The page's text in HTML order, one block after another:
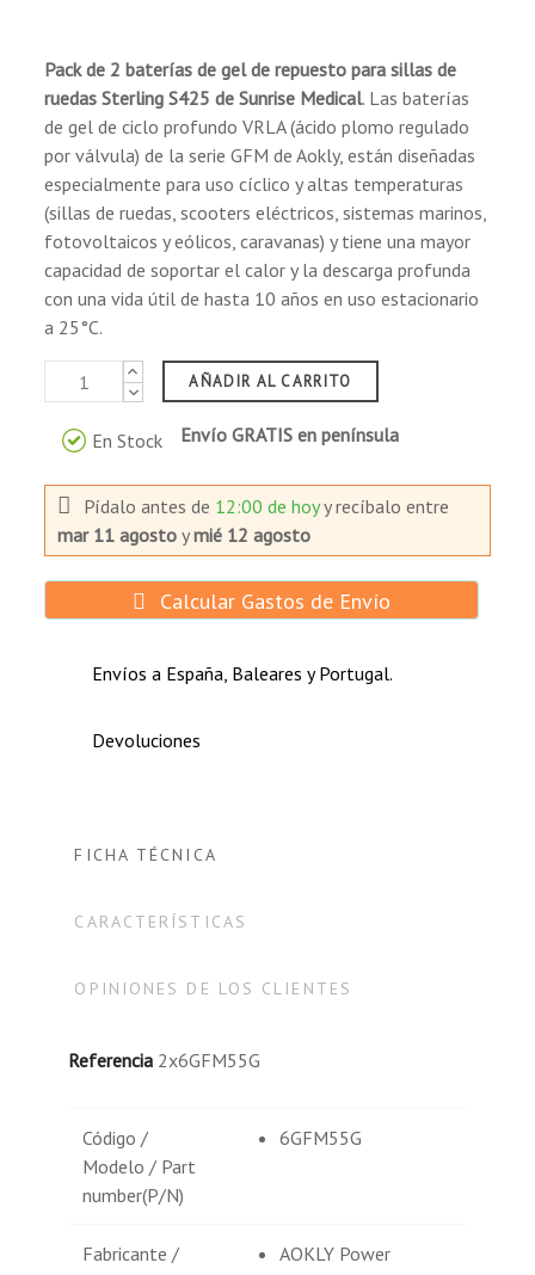
(1 reseñas)
Pack de 2 baterías de gel de repuesto para sillas de
ruedasSterling S425 de Sunrise Medical. Las baterías
de gel de ciclo profundo VRLA (ácido plomo regulado
por válvula) de la serie GFM de Aokly, están diseñadas
especialmente para uso cíclico y altas temperaturas
(sillas de ruedas, scooters eléctricos, sistemas marinos,
fotovoltaicos y eólicos, caravanas) y tiene una mayor
capacidad de soportar el calor y la descarga profunda
con una vida útil de hasta 10 años en uso estacionario
a 25°C.
AÑADIR AL CARRITO
En Stock Envío GRATIS en península
Pídalo antes de 12:00 de hoyy recíbaloentre
mar 11 agosto ymié 12 agosto
Calcular Gastos de Envío
Envíos a España, Baleares y Portugal.
Devoluciones
FICHA TÉCNICA
CARACTERÍSTICAS
OPINIONES DE LOS CLIENTES
Referencia 2x6GFM55G
Código /
Modelo / Part
number(P/N)
6GFM55G
Fabricante /
AOKLY Power